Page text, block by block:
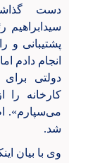
دست
پشتیبانی و
انجام دادم
دولتی
کارخانه را
می‌سپارم».
شد.
وی با بیان